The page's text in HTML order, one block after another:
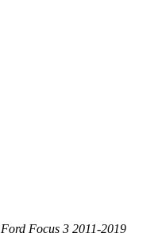
Ford Focus 3 2011-2019